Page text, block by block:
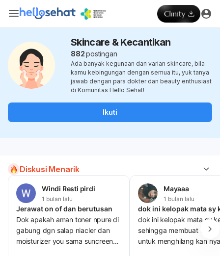
Skincare & Kecantikan
882postingan
Ada banyak kegunaan dan varian skincare, bila
kamu kebingungan dengan semua itu, yuk tanya
jawab dengan para dokter dan beauty enthusiast
di Komunitas Hello Sehat!
Ikuti
Diskusi Menarik
Windi Resti pirdi
1 bulan lalu
Jerawat on of dan berutusan
Dok apakah aman toner npure di
gabung dgn salap niacler dan
moisturizer you sama suncreen
Mayaaa
1 bulan lalu
dok ini kelopak mata sy
sehingga membuat
untuk menghilang kan